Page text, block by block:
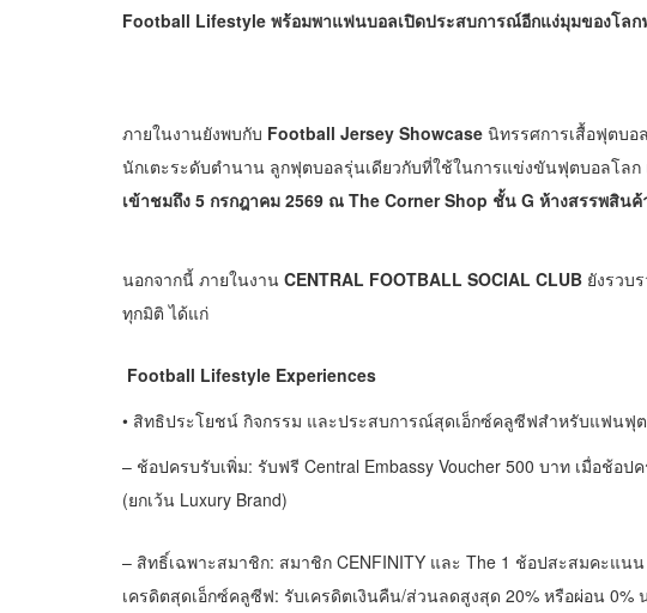
Football Lifestyle พร้อมพาแฟนบอลเปิดประสบการณ์อีกแง่มุมของโลก
ภายในงานยังพบกับ Football Jersey Showcase นิทรรศการเสื้อฟุตบอ
นักเตะระดับตำนาน ลูกฟุตบอลรุ่นเดียวกับที่ใช้ในการแข่งขันฟุตบอลโล
เข้าชมถึง 5 กรกฎาคม 2569 ณ The Corner Shop ชั้น G ห้างสรรพสิน
นอกจากนี้ ภายในงาน CENTRAL FOOTBALL SOCIAL CLUB ยังรวบ
ทุกมิติ ได้แก่
Football Lifestyle Experiences
• สิทธิประโยชน์ กิจกรรม และประสบการณ์สุดเอ็กซ์คลูซีฟสำหรับแฟนฟุ
– ช้อปครบรับเพิ่ม: รับฟรี Central Embassy Voucher 500 บาท เมื่อช้อป
(ยกเว้น Luxury Brand)
– สิทธิ์เฉพาะสมาชิก: สมาชิก CENFINITY และ The 1 ช้อปสะสมคะแน
เครดิตสุดเอ็กซ์คลูซีฟ: รับเครดิตเงินคืน/ส่วนลดสูงสุด 20% หรือผ่อน 0%